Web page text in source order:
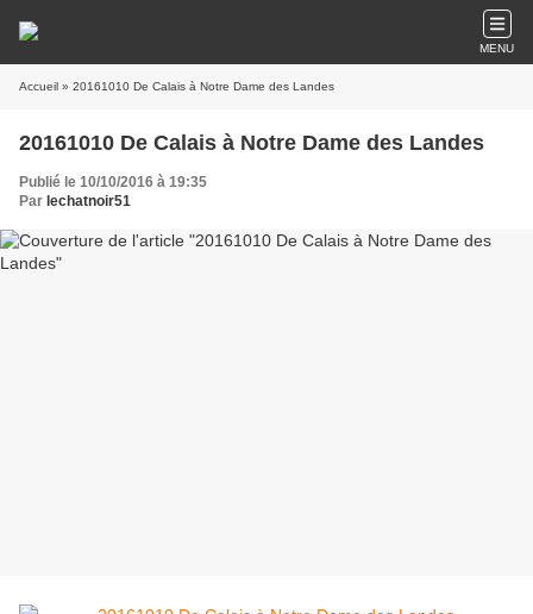
MENU
Accueil » 20161010 De Calais à Notre Dame des Landes
20161010 De Calais à Notre Dame des Landes
Publié le 10/10/2016 à 19:35
Par lechatnoir51